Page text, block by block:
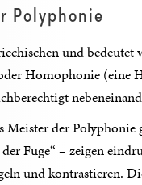
Polyphonie
und
Homophonie (eine
Meister der
Fuge“ – zeigen
und kontrastieren.